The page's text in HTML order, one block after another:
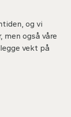
og vi
men også våre
vekt på